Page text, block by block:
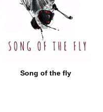
Song of the fly